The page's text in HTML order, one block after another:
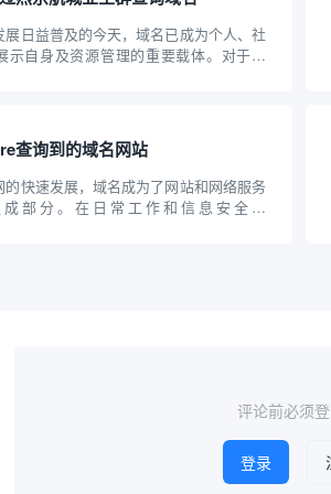
展日益普及的今天，域名已成为个人、社
示自身及资源管理的重要载体。对于像
...查询到的域名网站
的快速发展，域名成为了网站和网络服务
部分。在日常工作和信息安全领
探讨其相关工具、查询方法、应用场景
评论前必须登
登录